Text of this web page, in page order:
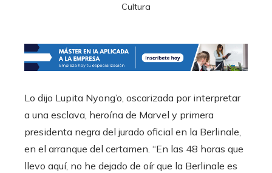
Cultura
Lo dijo Lupita Nyong’o, oscarizada por interpretar
a una esclava, heroína de Marvel y primera
presidenta negra del jurado oficial en la Berlinale,
en el arranque del certamen. “En las 48 horas que
llevo aquí, no he dejado de oír que la Berlinale es